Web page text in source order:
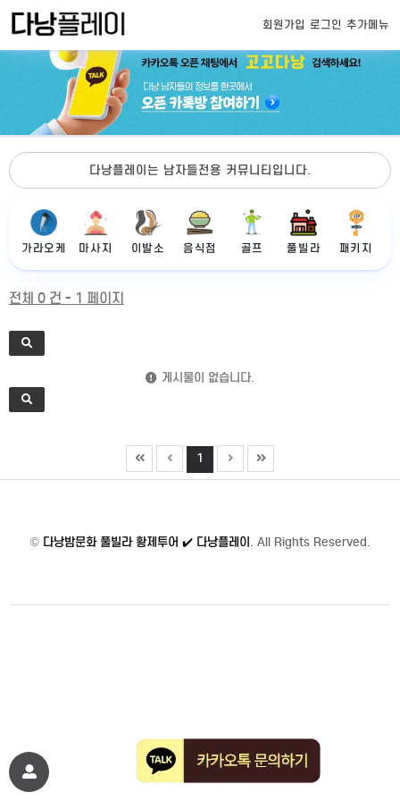
회원가입 로그인 추가메뉴
다낭플레이는 남자들전용 커뮤니티입니다.
가라오케 마사지 이발소 음식점 골프 풀빌라 패키지
전체 0 건 - 1 페이지
게시물이 없습니다.
1
© 다낭밤문화 풀빌라 황제투어 ✔️ 다낭플레이 . All Rights Reserved.